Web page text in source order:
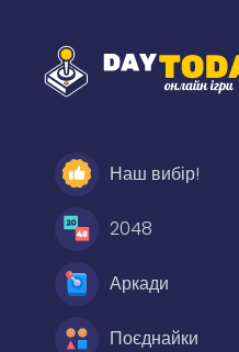
Наш вибір!
2048
Аркади
Поєднайки